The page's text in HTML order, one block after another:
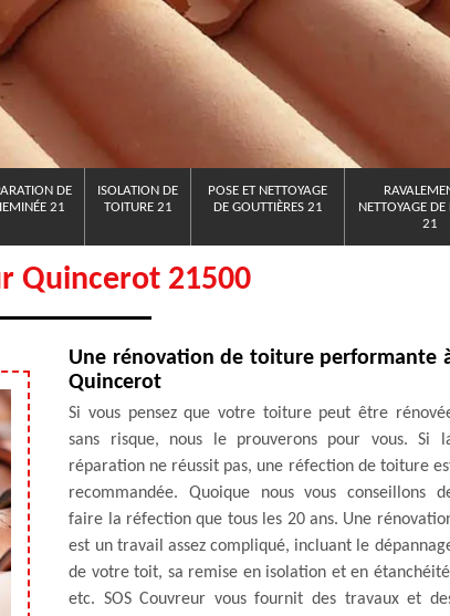
DE
21
ISOLATION DE
TOITURE 21
POSE ET NETTOYAGE
DE GOUTTIÈRES 21
NETTOYAGE DE
21
Quincerot 21500
Une rénovation de toiture performante
Quincerot
Si vous pensez que votre toiture peut être
sans risque, nous le prouverons pour vous. Si
réparation ne réussit pas, une réfection de toiture
recommandée. Quoique nous vous conseillons
faire la réfection que tous les 20 ans. Une
est un travail assez compliqué, incluant le
de votre toit, sa remise en isolation et en
etc. SOS Couvreur vous fournit des travaux et